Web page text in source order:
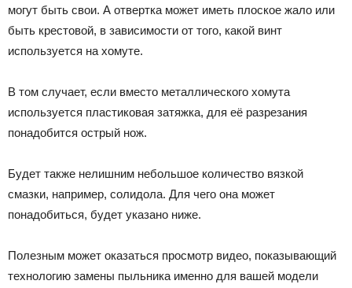
могут быть свои. А отвертка может иметь плоское жало или
быть крестовой, в зависимости от того, какой винт
используется на хомуте.
В том случает, если вместо металлического хомута
используется пластиковая затяжка, для её разрезания
понадобится острый нож.
Будет также нелишним небольшое количество вязкой
смазки, например, солидола. Для чего она может
понадобиться, будет указано ниже.
Полезным может оказаться просмотр видео, показывающий
технологию замены пыльника именно для вашей модели